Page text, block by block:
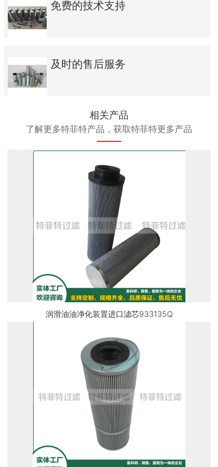
免费的技术支持
及时的售后服务
相关产品
了解更多特菲特产品，获取特菲特更多产品
润滑油油净化装置进口滤芯933135Q